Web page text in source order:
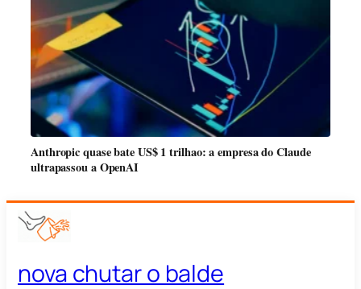
Anthropic quase bate US$ 1 trilhao: a empresa do Claude
ultrapassou a OpenAI
nova chutar o balde